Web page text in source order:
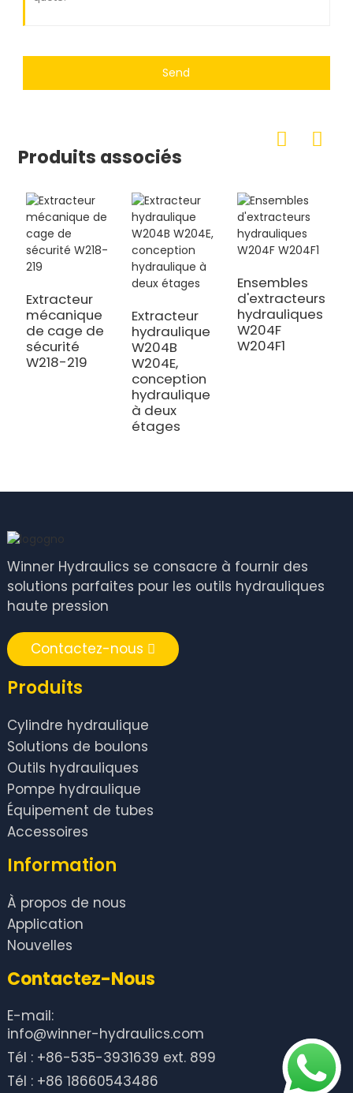
Send
Produits associés
Extracteur
mécanique
de cage de
sécurité
W218-219
Extracteur
hydraulique
W204B
W204E,
conception
hydraulique
à deux
étages
Ensembles
d'extracteurs
hydrauliques
W204F
W204F1
Winner Hydraulics se consacre à fournir des
solutions parfaites pour les outils hydrauliques
haute pression
Contactez-nous
Produits
Cylindre hydraulique
Solutions de boulons
Outils hydrauliques
Pompe hydraulique
Équipement de tubes
Accessoires
Information
À propos de nous
Application
Nouvelles
Contactez-Nous
E-mail:
info@winner-hydraulics.com
Tél : +86-535-3931639 ext. 899
Tél : +86 18660543486